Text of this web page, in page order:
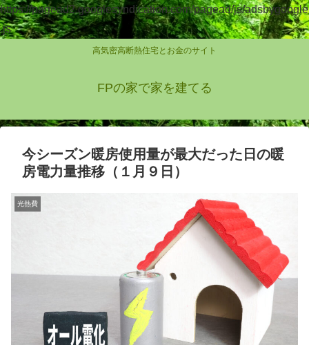
https://pagead2.googlesyndication.com/pagead/js/adsbygoogle
.js
高気密高断熱住宅とお金のサイト
FPの家で家を建てる
今シーズン暖房使用量が最大だった日の暖
房電力量推移（１月９日）
光熱費